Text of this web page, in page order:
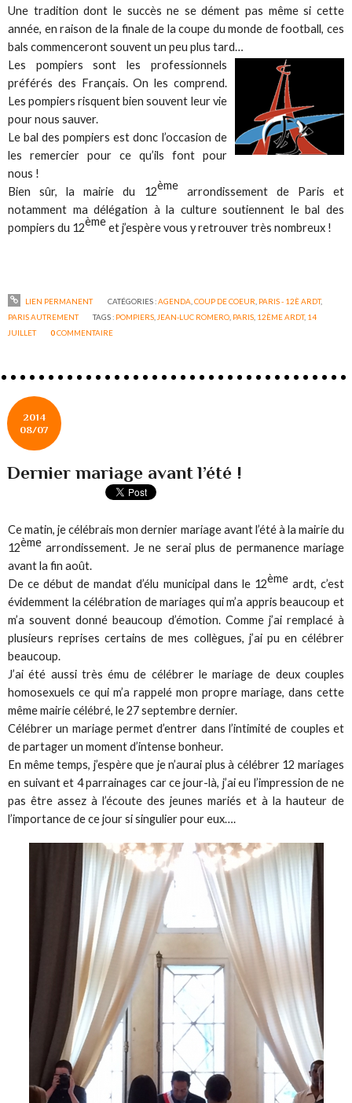
Une tradition dont le succès ne se dément pas même si cette
année, en raison de la finale de la coupe du monde de football, ces
bals commenceront souvent un peu plus tard…
Les pompiers sont les professionnels
préférés des Français. On les comprend.
Les pompiers risquent bien souvent leur vie
pour nous sauver.
Le bal des pompiers est donc l’occasion de
les remercier pour ce qu’ils font pour
nous !
Bien sûr, la mairie du 12ème arrondissement de Paris et
notamment ma délégation à la culture soutiennent le bal des
pompiers du 12èmeet j’espère vous y retrouver très nombreux !
LIEN PERMANENT CATÉGORIES :AGENDA COUP DE COEUR PARIS - 12È ARDT,
PARIS AUTREMENT
TAGS : POMPIERS JEAN-LUC ROMERO PARIS 12ÈME ARDT, 14
JUILLET
0COMMENTAIRE
2014
08/07
Dernier mariage avant l’été !
Ce matin, je célébrais mon dernier mariage avant l’été à la mairie du
12ème arrondissement. Je ne serai plus de permanence mariage
avant la fin août.
De ce début de mandat d’élu municipal dans le 12èmeardt, c’est
évidemment la célébration de mariages qui m’a appris beaucoup et
m’a souvent donné beaucoup d’émotion. Comme j’ai remplacé à
plusieurs reprises certains de mes collègues, j’ai pu en célébrer
beaucoup.
J’ai été aussi très ému de célébrer le mariage de deux couples
homosexuels ce qui m’a rappelé mon propre mariage, dans cette
même mairie célébré, le 27 septembre dernier.
Célébrer un mariage permet d’entrer dans l’intimité de couples et
de partager un moment d’intense bonheur.
En même temps, j’espère que je n’aurai plus à célébrer 12 mariages
en suivant et 4 parrainages car ce jour-là, j’ai eu l’impression de ne
pas être assez à l’écoute des jeunes mariés et à la hauteur de
l’importance de ce jour si singulier pour eux….